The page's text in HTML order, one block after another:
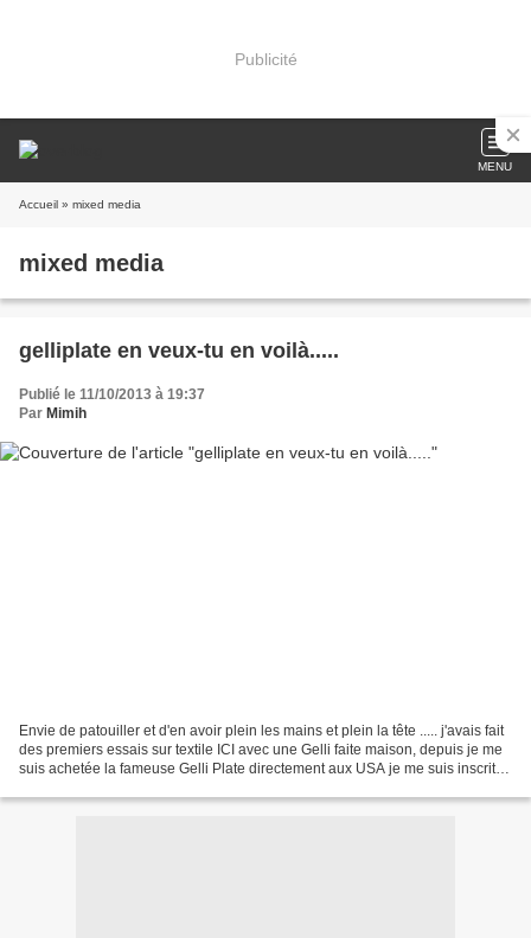
Publicité
MENU
Accueil » mixed media
mixed media
gelliplate en veux-tu en voilà.....
Publié le 11/10/2013 à 19:37
Par Mimih
Envie de patouiller et d'en avoir plein les mains et plein la tête ..... j'avais fait
des premiers essais sur textile ICI avec une Gelli faite maison, depuis je me
suis achetée la fameuse Gelli Plate directement aux USA je me suis inscrite